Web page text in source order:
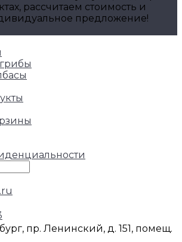
рассчитаем стоимость и
предложение!
пр. Ленинский, д. 151, помещ.